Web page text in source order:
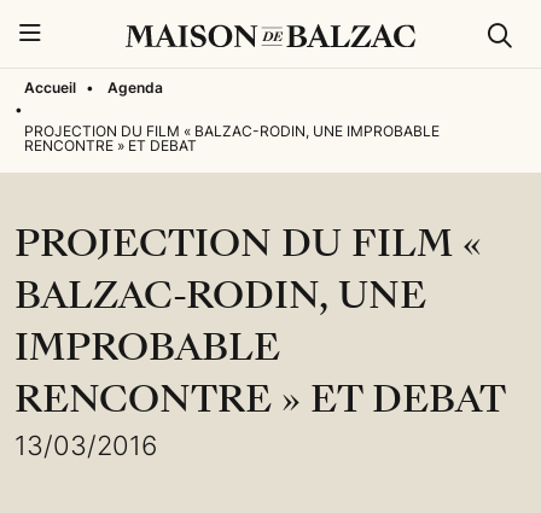
Accueil •
Agenda
•
PROJECTION DU FILM « BALZAC-RODIN, UNE IMPROBABLE
RENCONTRE » ET DEBAT
PROJECTION DU FILM «
BALZAC-RODIN, UNE
IMPROBABLE
RENCONTRE » ET DEBAT
13/03/2016